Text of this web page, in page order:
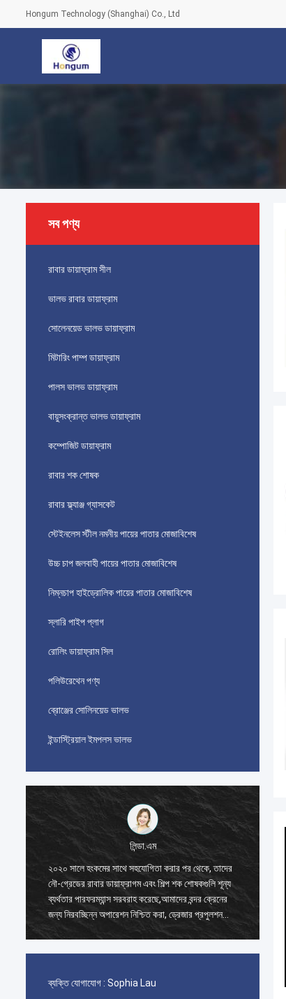
Hongum Technology (Shanghai) Co., Ltd
সব পণ্য
রাবার ডায়াফ্রাম সীল
ভালভ রাবার ডায়াফ্রাম
সোলেনয়েড ভালভ ডায়াফ্রাম
মিটারিং পাম্প ডায়াফ্রাম
পালস ভালভ ডায়াফ্রাম
বায়ুসংক্রান্ত ভালভ ডায়াফ্রাম
কম্পোজিট ডায়াফ্রাম
রাবার শক শোষক
রাবার ফ্ল্যাঞ্জ গ্যাসকেট
স্টেইনলেস স্টীল নমনীয় পায়ের পাতার মোজাবিশেষ
উচ্চ চাপ জলবাহী পায়ের পাতার মোজাবিশেষ
নিম্নচাপ হাইড্রোলিক পায়ের পাতার মোজাবিশেষ
স্লারি পাইপ প্লাগ
রোলিং ডায়াফ্রাম সিল
পলিউরেথেন পণ্য
ব্রোঞ্জের সোলিনয়েড ভালভ
ইন্ডাস্ট্রিয়াল ইমপলস ভালভ
লিন্ডা.এম
২০২০ সালে হংকমের সাথে সহযোগিতা করার পর থেকে, তাদের
নৌ-গ্রেডের রাবার ডায়াফ্রাগম এবং শিল্প শক শোষকগুলি শূন্য
ব্যর্থতার পারফরম্যান্স সরবরাহ করেছে,আমাদের বন্দর ক্রেনের
জন্য নিরবচ্ছিন্ন অপারেশন নিশ্চিত করা, ড্রেজার প্রপুলশন
সিস্টেম, এবং এলএনজি ক্যারিয়ার সরঞ্জাম।
ব্যক্তি যোগাযোগ : Sophia Lau